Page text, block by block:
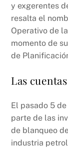
y exgerentes
resalta el
Operativo de
momento de
de
Las
El pasado 5
parte de las
de blanqueo
industria